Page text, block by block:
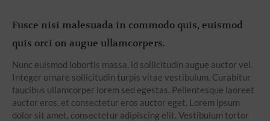
Fusce nisi malesuada in commodo quis, euismod
quis orci on augue ullamcorpers.
Nunc euismod lobortis massa, id sollicitudin augue auctor vel.
Integer ornare sollicitudin turpis vitae vestibulum. Curabitur
faucibus ullamcorper lorem sed egestas. Pellentesque laoreet
auctor eros, et consectetur eros auctor eget. Lorem ipsum
dolor sit amet, consectetur adipiscing elit. Vestibulum tortor